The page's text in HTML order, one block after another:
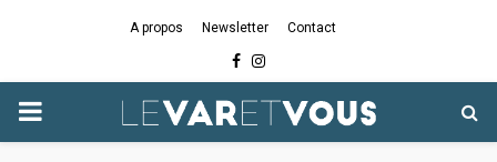
A propos Newsletter Contact
Facebook
Instagram
PRIMARY